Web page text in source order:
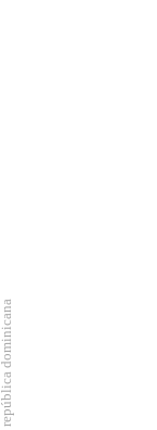
república dominicana